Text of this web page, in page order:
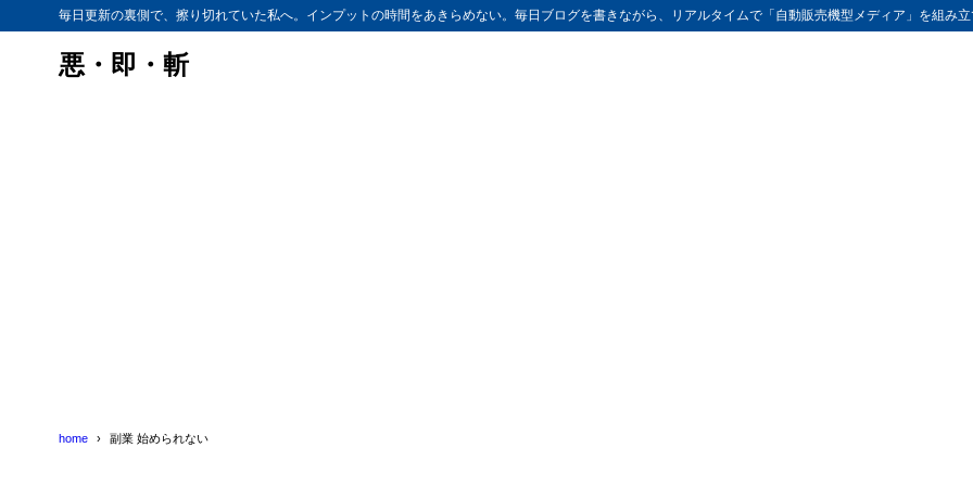
毎日更新の裏側で、擦り切れていた私へ。インプットの時間をあきらめない。毎日ブログを書きながら、リアルタイムで「自動販売機型メディア」を組み立
悪・即・斬
home 副業 始められない